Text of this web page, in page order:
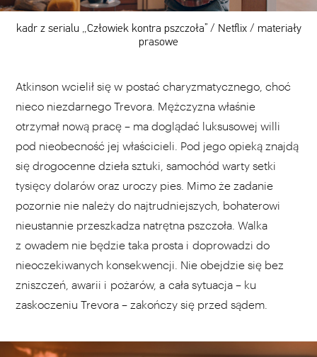
kadr z serialu „Człowiek kontra pszczoła” / Netflix / materiały
prasowe
Atkinson wcielił się w postać charyzmatycznego, choć
nieco niezdarnego Trevora. Mężczyzna właśnie
otrzymał nową pracę – ma doglądać luksusowej willi
pod nieobecność jej właścicieli. Pod jego opieką znajdą
się drogocenne dzieła sztuki, samochód warty setki
tysięcy dolarów oraz uroczy pies. Mimo że zadanie
pozornie nie należy do najtrudniejszych, bohaterowi
nieustannie przeszkadza natrętna pszczoła. Walka
z owadem nie będzie taka prosta i doprowadzi do
nieoczekiwanych konsekwencji. Nie obejdzie się bez
zniszczeń, awarii i pożarów, a cała sytuacja – ku
zaskoczeniu Trevora – zakończy się przed sądem.